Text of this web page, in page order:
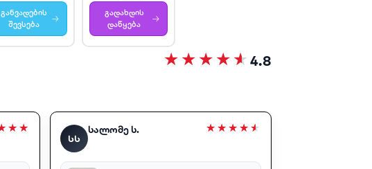
განვადების
შევსება
→
გადახდის
დაწყება
→
4.8
ᲡᲡ
სალომე ს.